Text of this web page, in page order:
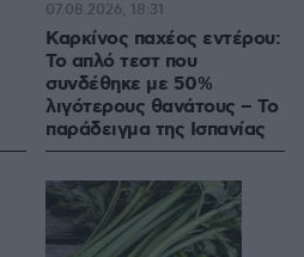
Καρκίνος παχέος εντέρου:
Το απλό τεστ που
συνδέθηκε με 50%
λιγότερους θανάτους – Το
παράδειγμα της Ισπανίας
07.08.2026, 18:31